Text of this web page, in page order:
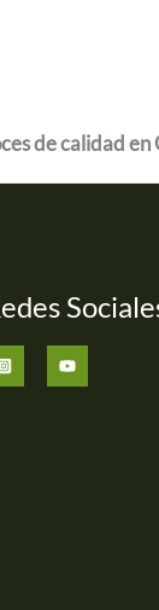
de calidad en